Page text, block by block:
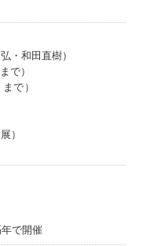
・和田直樹）
で）
で）
）
で開催